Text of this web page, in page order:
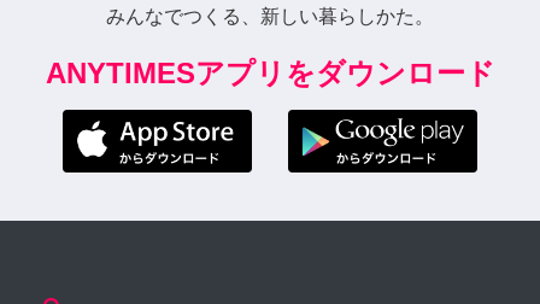
みんなでつくる、新しい暮らしかた。
ANYTIMESアプリをダウンロード